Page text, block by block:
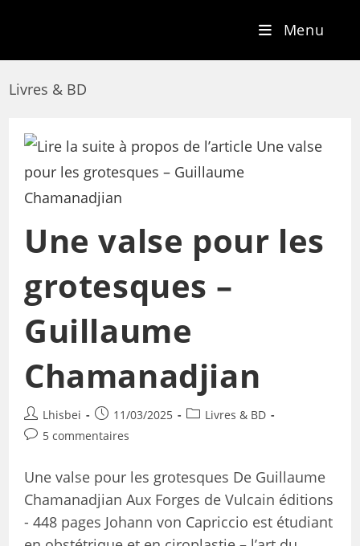
Menu
Livres & BD
Une valse pour les
grotesques –
Guillaume
Chamanadjian
Lhisbei 11/03/2025
Livres & BD
5 commentaires
Une valse pour les grotesques De Guillaume
Chamanadjian Aux Forges de Vulcain éditions
- 448 pages Johann von Capriccio est étudiant